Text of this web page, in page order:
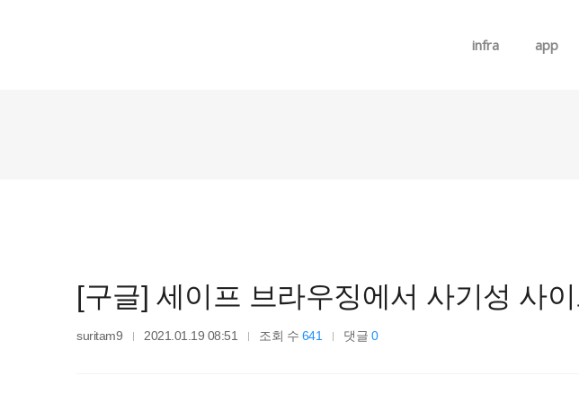
infra app
[구글] 세이프 브라우징에서 사기성 사
suritam9 2021.01.19 08:51 조회 수 641 댓글 0